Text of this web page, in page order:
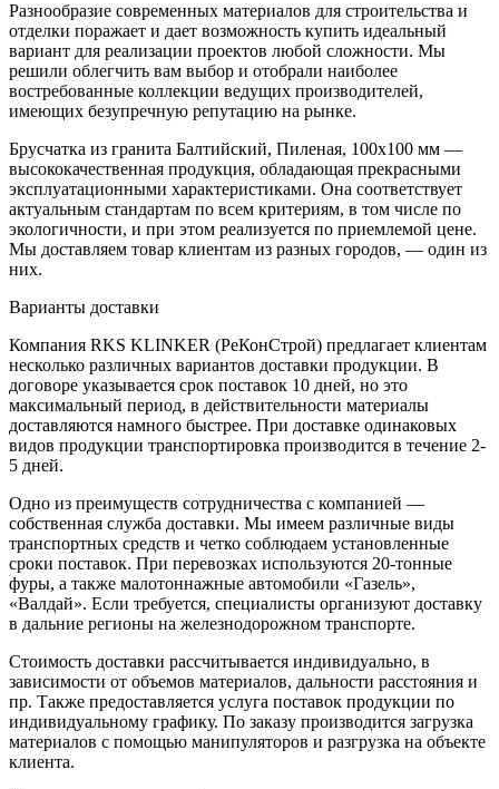
Разнообразие современных материалов для строительства и
отделки поражает и дает возможность купить идеальный
вариант для реализации проектов любой сложности. Мы
решили облегчить вам выбор и отобрали наиболее
востребованные коллекции ведущих производителей,
имеющих безупречную репутацию на рынке.
Брусчатка из гранита Балтийский, Пиленая, 100x100 мм —
высококачественная продукция, обладающая прекрасными
эксплуатационными характеристиками. Она соответствует
актуальным стандартам по всем критериям, в том числе по
экологичности, и при этом реализуется по приемлемой цене.
Мы доставляем товар клиентам из разных городов, — один из
них.
Варианты доставки
Компания RKS KLINKER (РеКонСтрой) предлагает клиентам
несколько различных вариантов доставки продукции. В
договоре указывается срок поставок 10 дней, но это
максимальный период, в действительности материалы
доставляются намного быстрее. При доставке одинаковых
видов продукции транспортировка производится в течение 2-
5 дней.
Одно из преимуществ сотрудничества с компанией —
собственная служба доставки. Мы имеем различные виды
транспортных средств и четко соблюдаем установленные
сроки поставок. При перевозках используются 20-тонные
фуры, а также малотоннажные автомобили «Газель»,
«Валдай». Если требуется, специалисты организуют доставку
в дальние регионы на железнодорожном транспорте.
Стоимость доставки рассчитывается индивидуально, в
зависимости от объемов материалов, дальности расстояния и
пр. Также предоставляется услуга поставок продукции по
индивидуальному графику. По заказу производится загрузка
материалов с помощью манипуляторов и разгрузка на объекте
клиента.